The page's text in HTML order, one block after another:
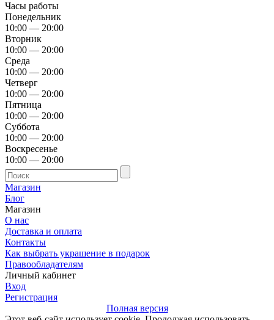
Часы работы
Понедельник
10:00 — 20:00
Вторник
10:00 — 20:00
Среда
10:00 — 20:00
Четверг
10:00 — 20:00
Пятница
10:00 — 20:00
Суббота
10:00 — 20:00
Воскресенье
10:00 — 20:00
Магазин
Блог
Магазин
О нас
Доставка и оплата
Контакты
Как выбрать украшение в подарок
Правообладателям
Личный кабинет
Вход
Регистрация
Полная версия